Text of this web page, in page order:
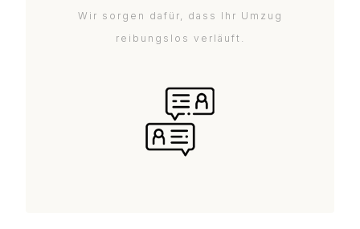
Wir sorgen dafür, dass Ihr Umzug
reibungslos verläuft.